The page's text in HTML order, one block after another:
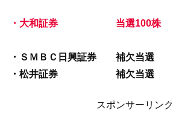
・大和証券 当選100株
・ＳＭＢＣ日興証券 補欠当選
・松井証券 補欠当選
スポンサーリンク